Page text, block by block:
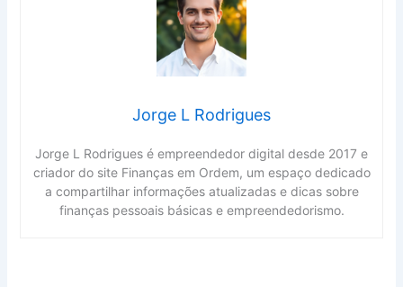
Jorge L Rodrigues
Jorge L Rodrigues é empreendedor digital desde 2017 e
criador do site Finanças em Ordem, um espaço dedicado
a compartilhar informações atualizadas e dicas sobre
finanças pessoais básicas e empreendedorismo.